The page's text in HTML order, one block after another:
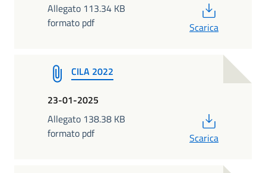
Allegato 113.34 KB
formato pdf
Scarica
CILA 2022
23-01-2025
Allegato 138.38 KB
formato pdf
Scarica